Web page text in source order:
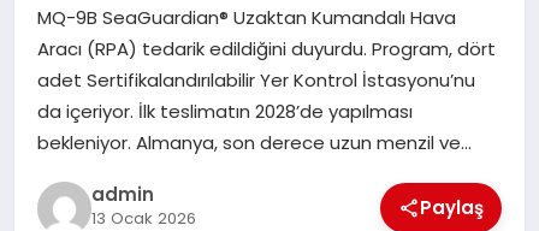
SPOR
YAŞAM
MQ-9B SeaGuardian® Uzaktan Kumandalı Hava
Aracı (RPA) tedarik edildiğini duyurdu. Program, dört
adet Sertifikalandırılabilir Yer Kontrol İstasyonu’nu
da içeriyor. İlk teslimatın 2028’de yapılması
bekleniyor. Almanya, son derece uzun menzil ve…
admin
13 Ocak 2026 Paylaş